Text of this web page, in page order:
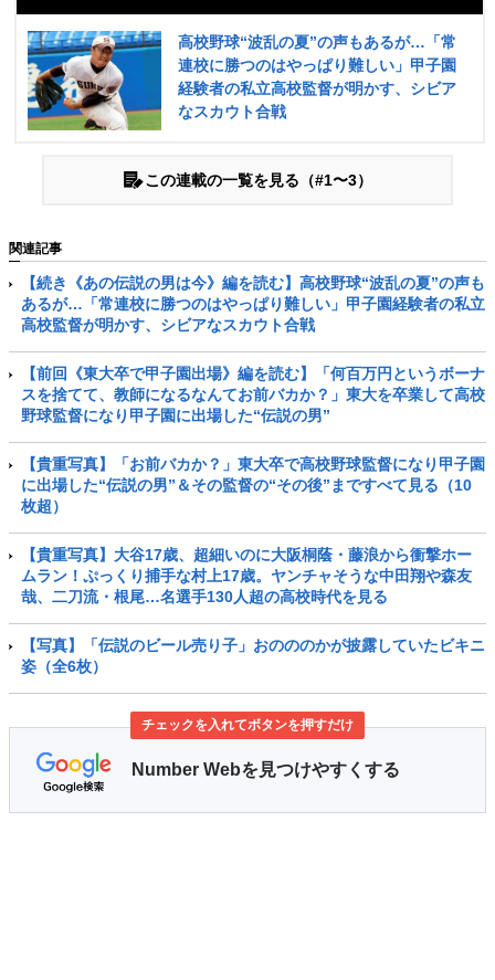
高校野球“波乱の夏”の声もあるが…「常
連校に勝つのはやっぱり難しい」甲子園
経験者の私立高校監督が明かす、シビア
なスカウト合戦
この連載の一覧を見る（#1〜3）
関連記事
【続き《あの伝説の男は今》編を読む】高校野球“波乱の夏”の声も
あるが…「常連校に勝つのはやっぱり難しい」甲子園経験者の私立
高校監督が明かす、シビアなスカウト合戦
【前回《東大卒で甲子園出場》編を読む】「何百万円というボーナ
スを捨てて、教師になるなんてお前バカか？」東大を卒業して高校
野球監督になり甲子園に出場した“伝説の男”
【貴重写真】「お前バカか？」東大卒で高校野球監督になり甲子園
に出場した“伝説の男”＆その監督の“その後”まですべて見る（10
枚超）
【貴重写真】大谷17歳、超細いのに大阪桐蔭・藤浪から衝撃ホー
ムラン！ぷっくり捕手な村上17歳。ヤンチャそうな中田翔や森友
哉、二刀流・根尾…名選手130人超の高校時代を見る
【写真】「伝説のビール売り子」おのののかが披露していたビキニ
姿（全6枚）
チェックを入れてボタンを押すだけ
Number Webを見つけやすくする